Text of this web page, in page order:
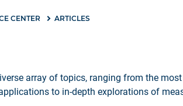
CENTER ARTICLES
array of topics, ranging from the
to in-depth explorations of